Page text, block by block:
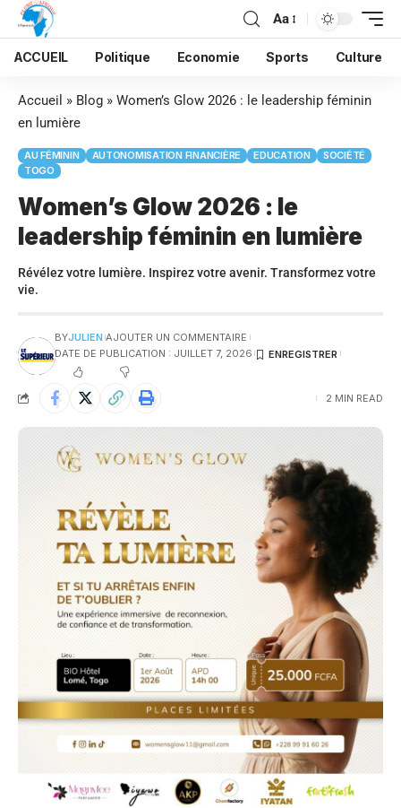
Aa
ACCUEIL Politique Economie Sports Culture
Accueil » Blog » Women’s Glow 2026 : le leadership féminin
en lumière
AU FÉMININ AUTONOMISATION FINANCIÈRE EDUCATION
SOCIÉTÉ
TOGO
Women’s Glow 2026 : le
leadership féminin en lumière
Révélez votre lumière. Inspirez votre avenir. Transformez votre
vie.
BYJULIEN AJOUTER UN COMMENTAIRE
DATE DE PUBLICATION : JUILLET 7, 2026
2 MIN READ